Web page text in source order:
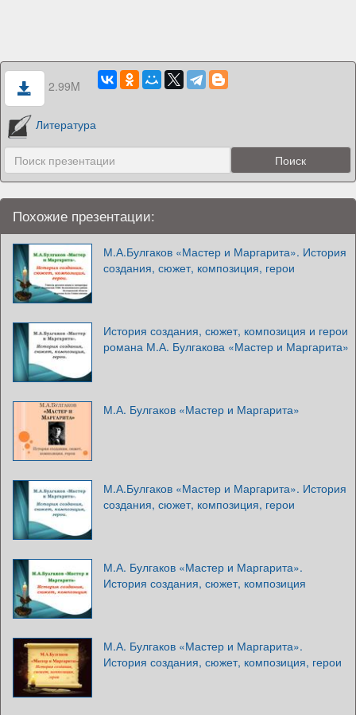
2.99M
Литература
Похожие презентации:
М.А.Булгаков «Мастер и Маргарита». История
создания, сюжет, композиция, герои
История создания, сюжет, композиция и герои
романа М.А. Булгакова «Мастер и Маргарита»
М.А. Булгаков «Мастер и Маргарита»
М.А.Булгаков «Мастер и Маргарита». История
создания, сюжет, композиция, герои
М.А. Булгаков «Мастер и Маргарита».
История создания, сюжет, композиция
М.А. Булгаков «Мастер и Маргарита».
История создания, сюжет, композиция, герои